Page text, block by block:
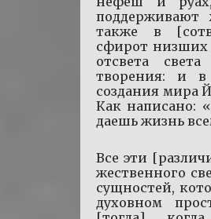
также в
сфирот низших
отсвета
творения: и
создания мира
Как написано:
даешь жизнь
Все эти
жественного
сущностей,
духовном